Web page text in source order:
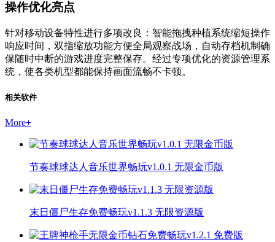
操作优化亮点
针对移动设备特性进行多项改良：智能拖拽种植系统缩短操作
响应时间，双指缩放功能方便全局观察战场，自动存档机制确
保随时中断的游戏进度完整保存。经过专项优化的资源管理系
统，使各类机型都能保持画面流畅不卡顿。
相关软件
More+
节奏球球达人音乐世界畅玩v1.0.1 无限金币版
末日僵尸生存免费畅玩v1.1.3 无限资源版